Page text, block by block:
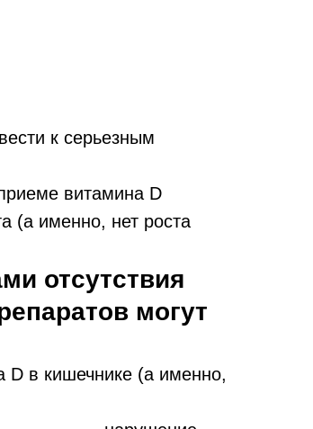
к серьезным
витамина D
(а именно, нет роста
отсутствия
могут
D в кишечнике (а именно,